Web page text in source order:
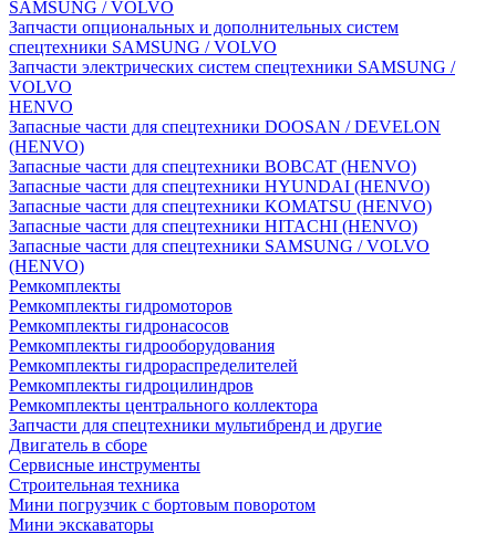
SAMSUNG / VOLVO
Запчасти опциональных и дополнительных систем
спецтехники SAMSUNG / VOLVO
Запчасти электрических систем спецтехники SAMSUNG /
VOLVO
HENVO
Запасные части для спецтехники DOOSAN / DEVELON
(HENVO)
Запасные части для спецтехники BOBCAT (HENVO)
Запасные части для спецтехники HYUNDAI (HENVO)
Запасные части для спецтехники KOMATSU (HENVO)
Запасные части для спецтехники HITACHI (HENVO)
Запасные части для спецтехники SAMSUNG / VOLVO
(HENVO)
Ремкомплекты
Ремкомплекты гидромоторов
Ремкомплекты гидронасосов
Ремкомплекты гидрооборудования
Ремкомплекты гидрораспределителей
Ремкомплекты гидроцилиндров
Ремкомплекты центрального коллектора
Запчасти для спецтехники мультибренд и другие
Двигатель в сборе
Сервисные инструменты
Строительная техника
Мини погрузчик с бортовым поворотом
Мини экскаваторы